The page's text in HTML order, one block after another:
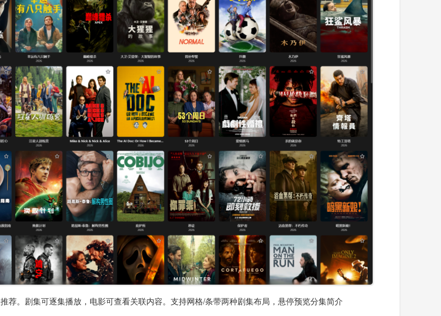
荐。剧集可逐集播放，电影可查看关联内容。支持网格/条带两种剧集布局，悬停预览分集简介